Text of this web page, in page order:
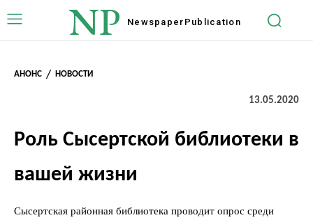
NP Newspaper Publication
АНОНС НОВОСТИ
13.05.2020
Роль Сысертской библиотеки в
вашей жизни
Сысертская районная библиотека проводит опрос среди